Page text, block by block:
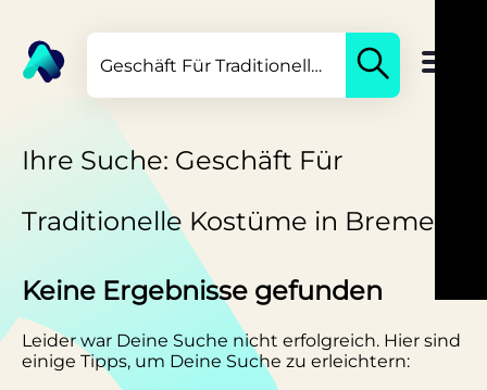
Ihre Suche: Geschäft Für
Traditionelle Kostüme in Bremen
Keine Ergebnisse gefunden
Leider war Deine Suche nicht erfolgreich. Hier sind
einige Tipps, um Deine Suche zu erleichtern: